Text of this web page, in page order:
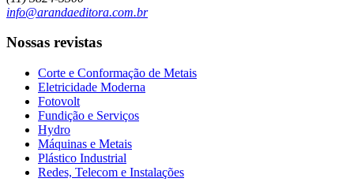
info@arandaeditora.com.br
Nossas revistas
Corte e Conformação de Metais
Eletricidade Moderna
Fotovolt
Fundição e Serviços
Hydro
Máquinas e Metais
Plástico Industrial
Redes, Telecom e Instalações